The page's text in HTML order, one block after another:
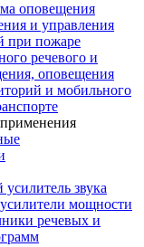
оповещения
и управления
при пожаре
речевого и
оповещения
и мобильного
звука
мощности
речевых и